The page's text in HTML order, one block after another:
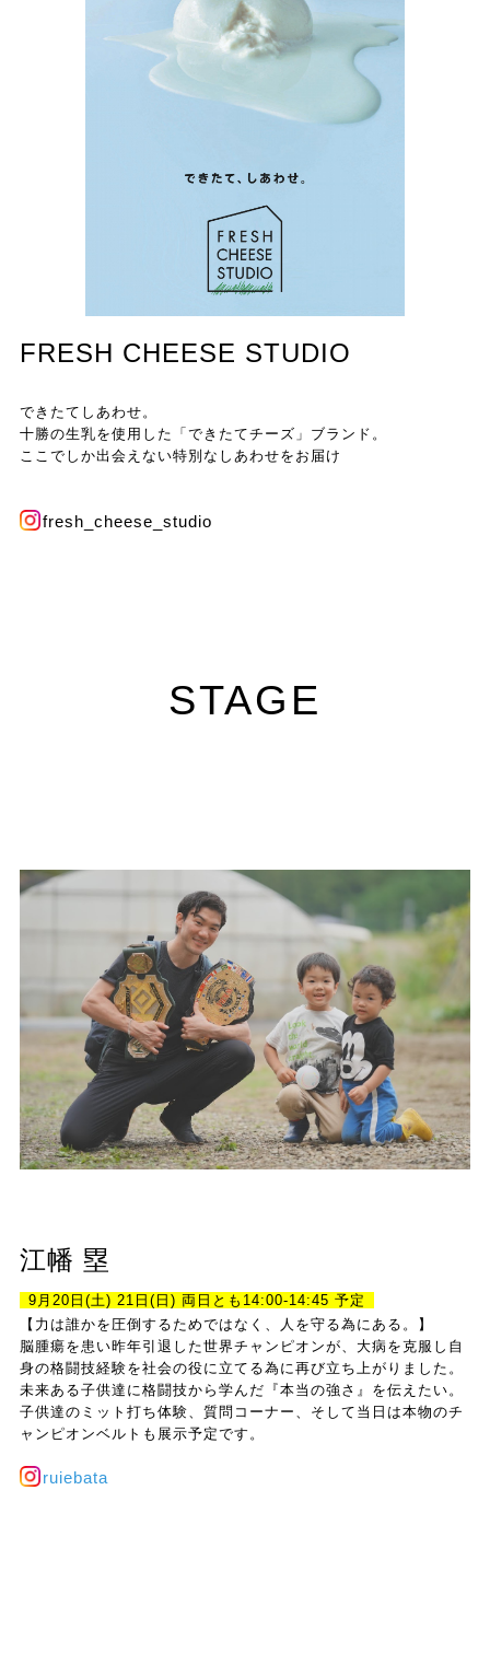
FRESH CHEESE STUDIO
できたてしあわせ。
十勝の生乳を使用した「できたてチーズ」ブランド。
ここでしか出会えない特別なしあわせをお届け
fresh_cheese_studio
STAGE
江幡 塁
9月20日(土) 21日(日) 両日とも14:00-14:45 予定
【力は誰かを圧倒するためではなく、人を守る為にある。】
脳腫瘍を患い昨年引退した世界チャンピオンが、大病を克服し自
身の格闘技経験を社会の役に立てる為に再び立ち上がりました。
未来ある子供達に格闘技から学んだ『本当の強さ』を伝えたい。
子供達のミット打ち体験、質問コーナー、そして当日は本物のチ
ャンピオンベルトも展示予定です。
ruiebata